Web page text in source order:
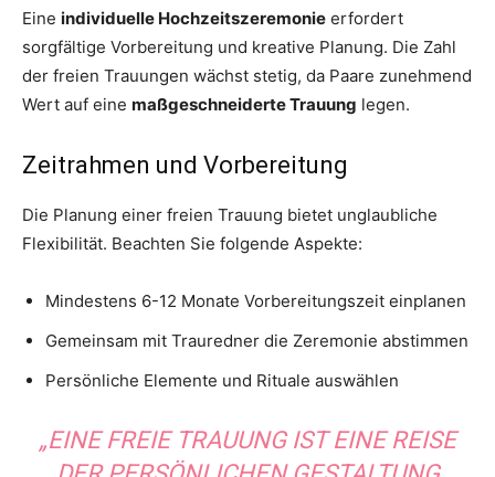
Eine individuelle Hochzeitszeremonie erfordert
sorgfältige Vorbereitung und kreative Planung. Die Zahl
der freien Trauungen wächst stetig, da Paare zunehmend
Wert auf eine maßgeschneiderte Trauung legen.
Zeitrahmen und Vorbereitung
Die Planung einer freien Trauung bietet unglaubliche
Flexibilität. Beachten Sie folgende Aspekte:
Mindestens 6-12 Monate Vorbereitungszeit einplanen
Gemeinsam mit Trauredner die Zeremonie abstimmen
Persönliche Elemente und Rituale auswählen
„EINE FREIE TRAUUNG IST EINE REISE